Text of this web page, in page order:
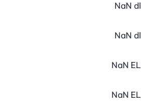
NaN dl
NaN dl
NaN EL
NaN EL